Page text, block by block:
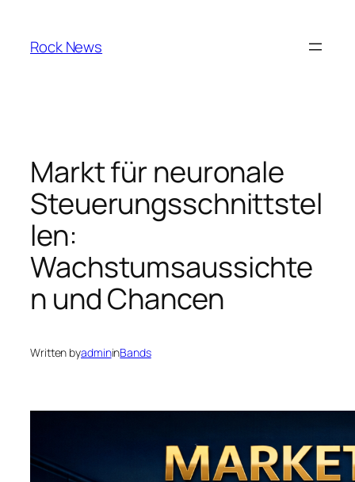
content
Rock News
Markt für neuronale
Steuerungsschnittstel
len:
Wachstumsaussichte
n und Chancen
Written byadmininBands